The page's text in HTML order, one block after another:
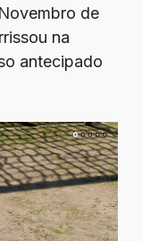
de
na
antecipado